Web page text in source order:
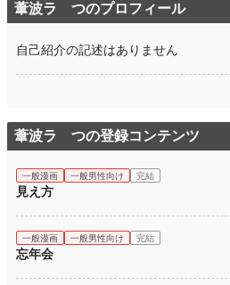
葦波ラ つのプロフィール
自己紹介の記述はありません
葦波ラ つの登録コンテンツ
一般漫画 一般男性向け 完結
見え方
一般漫画 一般男性向け 完結
忘年会